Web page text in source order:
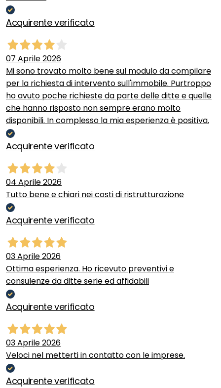
Acquirente verificato
07 Aprile 2026
Mi sono trovato molto bene sul modulo da compilare
per la richiesta di intervento sull'immobile. Purtroppo
ho avuto poche richieste da parte delle ditte e quelle
che hanno risposto non sempre erano molto
disponibili. In complesso la mia esperienza è positiva.
Acquirente verificato
04 Aprile 2026
Tutto bene e chiari nei costi di ristrutturazione
Acquirente verificato
03 Aprile 2026
Ottima esperienza. Ho ricevuto preventivi e
consulenze da ditte serie ed affidabili
Acquirente verificato
03 Aprile 2026
Veloci nel metterti in contatto con le imprese.
Acquirente verificato